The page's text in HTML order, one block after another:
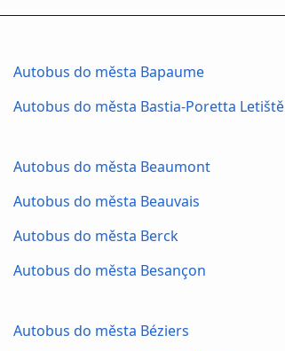
Autobus do města Bapaume
Autobus do města Bastia-Poretta Letiště
Autobus do města Beaumont
Autobus do města Beauvais
Autobus do města Berck
Autobus do města Besançon
Autobus do města Béziers